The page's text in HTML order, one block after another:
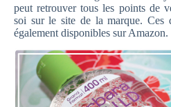
peut retrouver tous les points de
soi sur le site de la marque. Ces
également disponibles sur Amazon.